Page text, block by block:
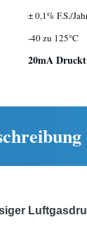
± 0,1% F.S./
-40 zu 125°C
20mA